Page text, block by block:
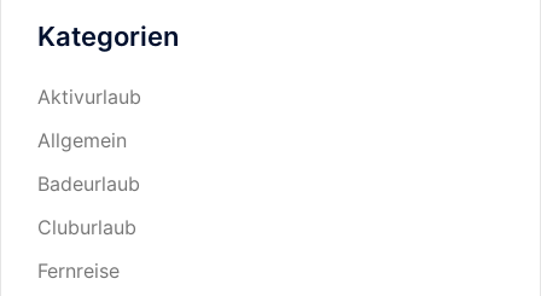
Kategorien
Aktivurlaub
Allgemein
Badeurlaub
Cluburlaub
Fernreise